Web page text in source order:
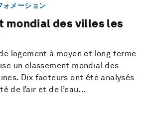
ォメーション
mondial des villes les
logement à moyen et long terme
un classement mondial des
Dix facteurs ont été analysés
de l’air et de l’eau...